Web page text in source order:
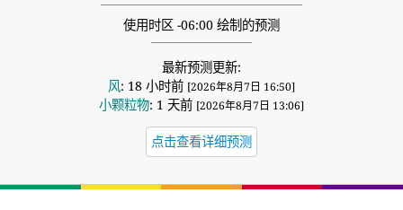
使用时区 -06:00 绘制的预测
最新预测更新:
风: 18 小时前 [2026年8月7日 16:50]
小颗粒物: 1 天前 [2026年8月7日 13:06]
点击查看详细预测